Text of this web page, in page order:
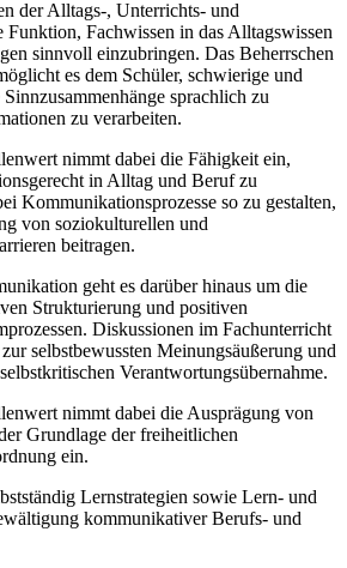
der Alltags-, Unterrichts- und
Funktion, Fachwissen in das Alltagswissen
sinnvoll einzubringen. Das Beherrschen
es dem Schüler, schwierige und
sprachlich zu
zu verarbeiten.
nimmt dabei die Fähigkeit ein,
in Alltag und Beruf zu
Kommunikationsprozesse so zu gestalten,
von soziokulturellen und
beitragen.
geht es darüber hinaus um die
Strukturierung und positiven
Diskussionen im Fachunterricht
selbstbewussten Meinungsäußerung und
Verantwortungsübernahme.
nimmt dabei die Ausprägung von
Grundlage der freiheitlichen
ein.
Lernstrategien sowie Lern- und
kommunikativer Berufs- und